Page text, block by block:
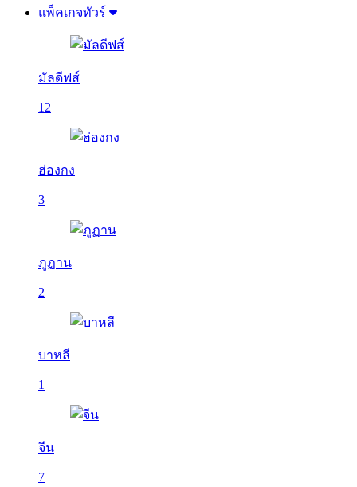
แพ็คเกจทัวร์
มัลดีฟส์
12
ฮ่องกง
3
ภูฏาน
2
บาหลี
1
จีน
7